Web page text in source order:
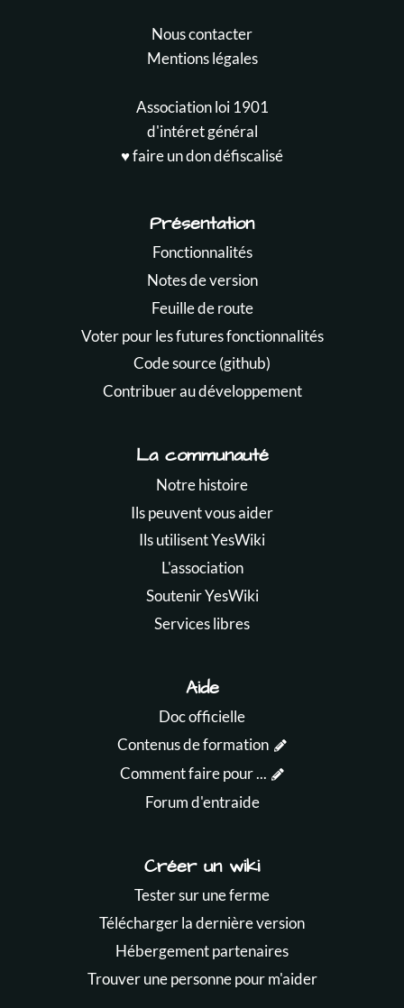
Nous contacter
Mentions légales
Association loi 1901
d'intéret général
♥️ faire un don défiscalisé
Présentation
Fonctionnalités
Notes de version
Feuille de route
Voter pour les futures fonctionnalités
Code source (github)
Contribuer au développement
La communauté
Notre histoire
Ils peuvent vous aider
Ils utilisent YesWiki
L'association
Soutenir YesWiki
Services libres
Aide
Doc officielle
Contenus de formation
Comment faire pour ...
Forum d'entraide
Créer un wiki
Tester sur une ferme
Télécharger la dernière version
Hébergement partenaires
Trouver une personne pour m'aider